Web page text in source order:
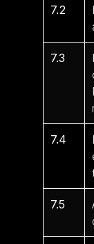
7.2
7.3
7.4
7.5